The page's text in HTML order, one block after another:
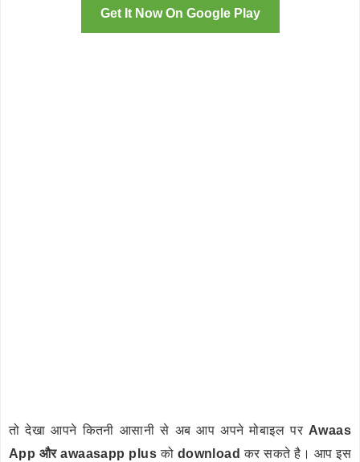
Get It Now On Google Play
तो देखा आपने कितनी आसानी से अब आप अपने मोबाइल पर Awaas
App और awaasapp plusको download कर सकते है। आप इस